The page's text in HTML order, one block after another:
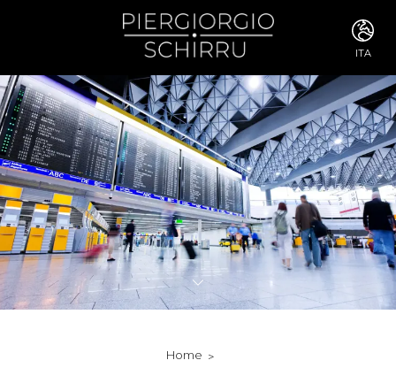
ITA
ITA
ENG
FRA
DEU
ESP
RUS
CHI
JPN
SVE
POR
KOR
Home